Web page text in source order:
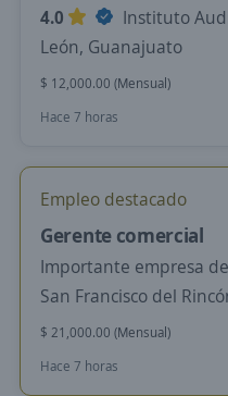
4.0
Instituto
León, Guanajuato
$ 12,000.00 (Mensual)
Hace 7 horas
Empleo destacado
Gerente comercial
Importante empresa
San Francisco del
$ 21,000.00 (Mensual)
Hace 7 horas